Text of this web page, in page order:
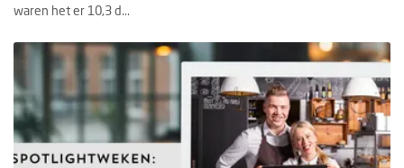
waren het er 10,3 d...